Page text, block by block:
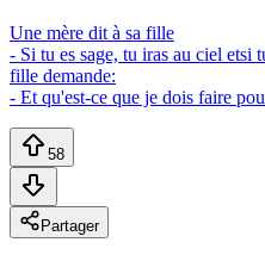
Une mère dit à sa fille
- Si tu es sage, tu iras au ciel etsi
fille demande:
- Et qu'est-ce que je dois faire
58
Partager